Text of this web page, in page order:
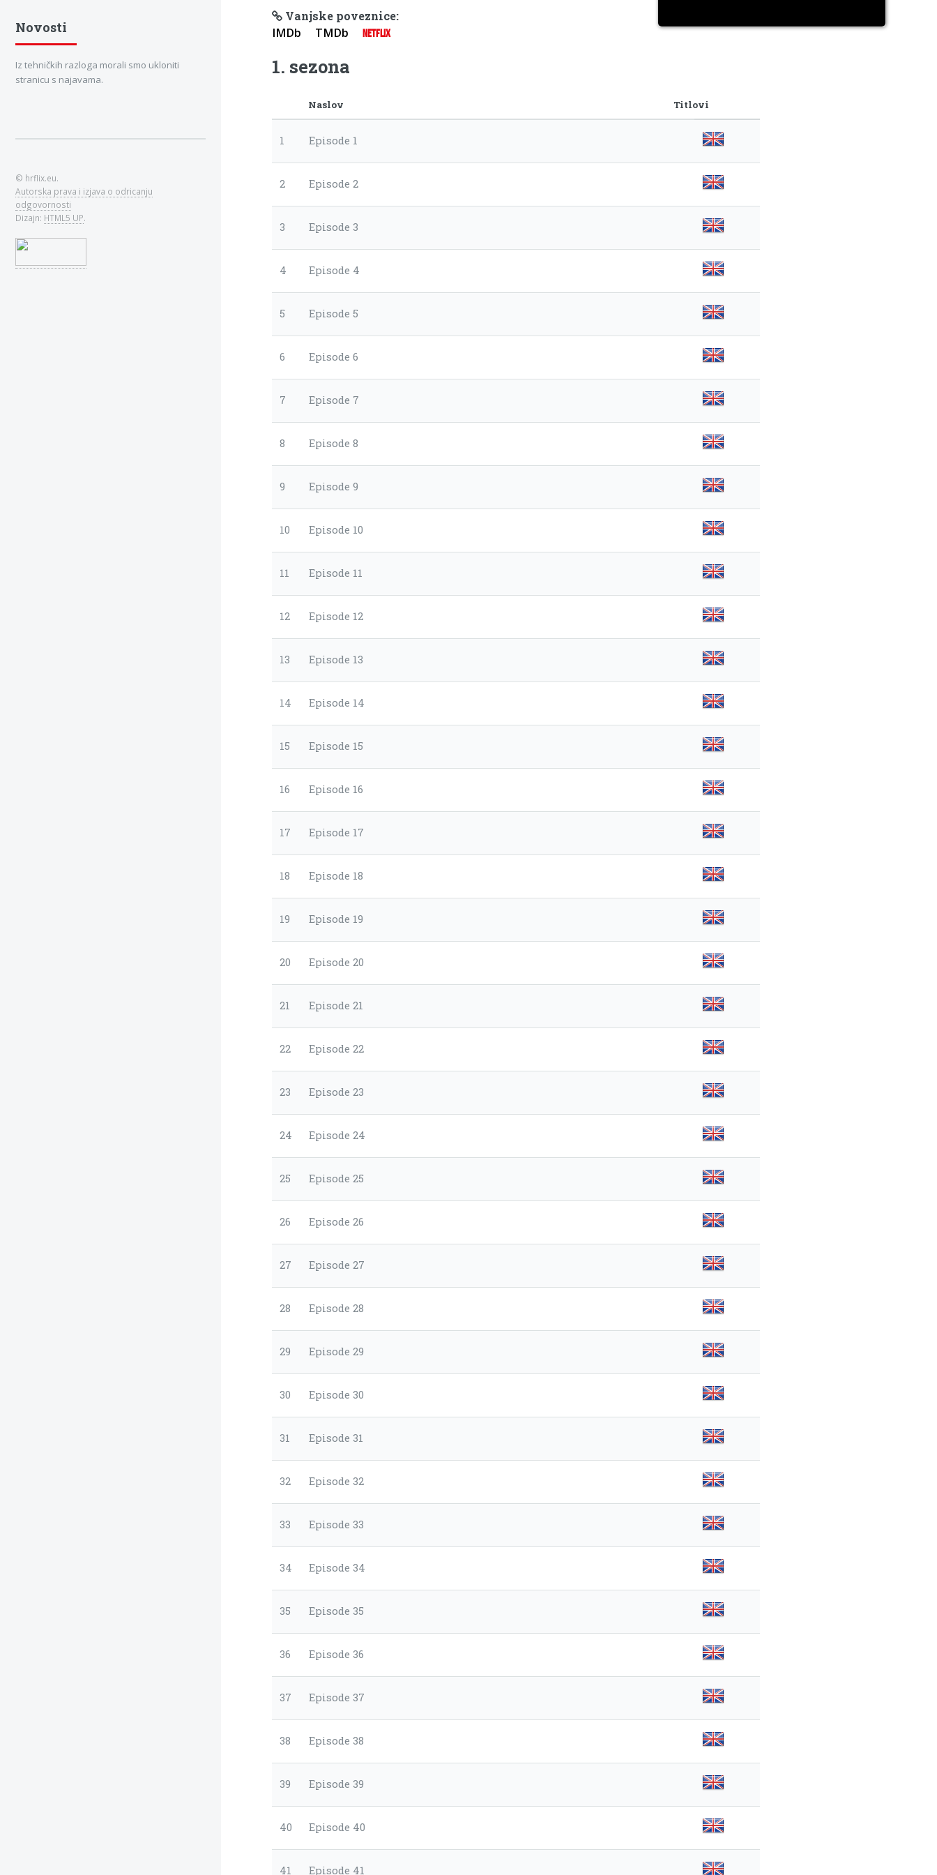
Vanjske poveznice:
IMDb TMDb NETFLIX
1. sezona
Naslov Titlovi
1 Episode 1
2 Episode 2
3 Episode 3
4 Episode 4
5 Episode 5
6 Episode 6
7 Episode 7
8 Episode 8
9 Episode 9
10 Episode 10
11 Episode 11
12 Episode 12
13 Episode 13
14 Episode 14
15 Episode 15
16 Episode 16
17 Episode 17
18 Episode 18
19 Episode 19
20 Episode 20
21 Episode 21
22 Episode 22
23 Episode 23
24 Episode 24
25 Episode 25
26 Episode 26
27 Episode 27
28 Episode 28
29 Episode 29
30 Episode 30
31 Episode 31
32 Episode 32
33 Episode 33
34 Episode 34
35 Episode 35
36 Episode 36
37 Episode 37
38 Episode 38
39 Episode 39
40 Episode 40
41 Episode 41
Novosti
Iz tehničkih razloga morali smo ukloniti
stranicu s najavama.
© hrflix.eu.
Autorska prava i izjava o odricanju
odgovornosti
Dizajn: HTML5 UP.